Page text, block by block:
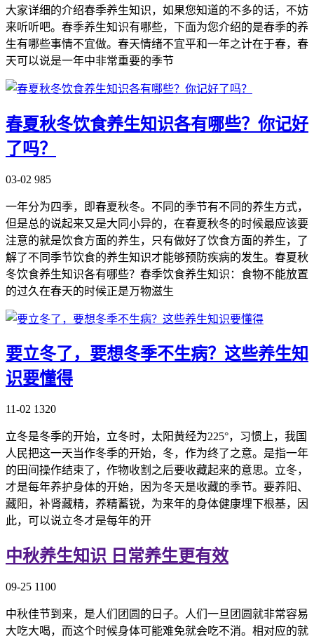
大家详细的介绍春季养生知识，如果您知道的不多的话，不妨
来听听吧。春季养生知识有哪些，下面为您介绍的是春季的养
生有哪些事情不宜做。春天情绪不宜平和一年之计在于春，春
天可以说是一年中非常重要的季节
春夏秋冬饮食养生知识各有哪些？你记好
了吗？
03-02 985
一年分为四季，即春夏秋冬。不同的季节有不同的养生方式，
但是总的说起来又是大同小异的，在春夏秋冬的时候最应该要
注意的就是饮食方面的养生，只有做好了饮食方面的养生，了
解了不同季节饮食的养生知识才能够预防疾病的发生。春夏秋
冬饮食养生知识各有哪些？春季饮食养生知识：食物不能放置
的过久在春天的时候正是万物滋生
要立冬了，要想冬季不生病？这些养生知
识要懂得
11-02 1320
立冬是冬季的开始，立冬时，太阳黄经为225°，习惯上，我国
人民把这一天当作冬季的开始，冬，作为终了之意。是指一年
的田间操作结束了，作物收割之后要收藏起来的意思。立冬，
才是每年养护身体的开始，因为冬天是收藏的季节。要养阳、
藏阳，补肾藏精，养精蓄锐，为来年的身体健康埋下根基，因
此，可以说立冬才是每年的开
中秋养生知识 日常养生更有效
09-25 1100
中秋佳节到来，是人们团圆的日子。人们一旦团圆就非常容易
大吃大喝，而这个时候身体可能难免就会吃不消。相对应的就